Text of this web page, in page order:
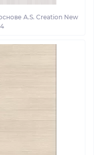
A.S. Creation New